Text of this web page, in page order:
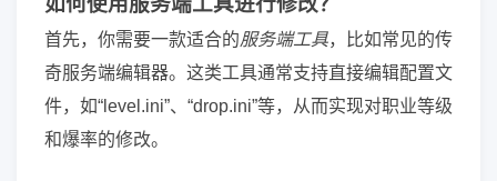
首先，你需要一款适合的服务端工具，比如常见的传
奇服务端编辑器。这类工具通常支持直接编辑配置文
件，如“level.ini”、“drop.ini”等，从而实现对职业等级
和爆率的修改。